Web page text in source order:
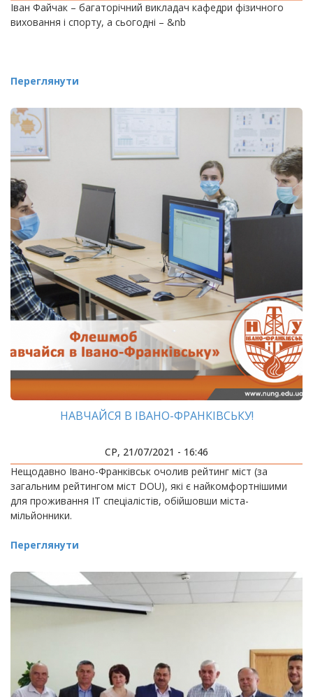
Іван Файчак – багаторічний викладач кафедри фізичного
виховання і спорту, а сьогодні – &nb
Переглянути
НАВЧАЙСЯ В ІВАНО-ФРАНКІВСЬКУ!
СР, 21/07/2021 - 16:46
Нещодавно Івано-Франківськ очолив рейтинг міст (за
загальним рейтингом міст DOU), які є найкомфортнішими
для проживання ІТ спеціалістів, обійшовши міста-
мільйонники.
Переглянути